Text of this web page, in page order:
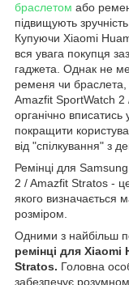
браслетом або
підвищують
Купуючи Xiaomi
вся увага покупця
гаджета. Однак не
ременя чи браслета,
Amazfit SportWatch 2
органічно
покращити
від "спілкування" з
Ремінці для
2 / Amazfit Stratos -
якого визначається
розміром.
Одними з найбільш
ремінці для
Stratos. Головна
забезпечує